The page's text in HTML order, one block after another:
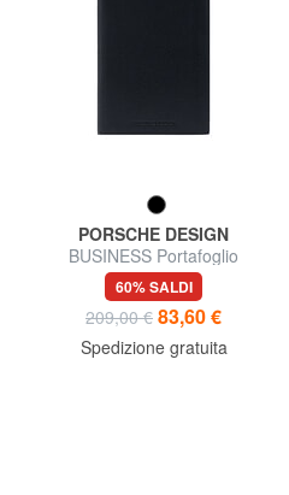
PORSCHE DESIGN
BUSINESS Portafoglio
verticale in pelle
60% SALDI
209,00 € 83,60 €
Spedizione gratuita